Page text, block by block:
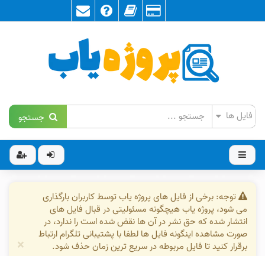
جستجو
توجه: برخی از فایل های پروژه یاب توسط کاربران بارگذاری
می شود، پروژه یاب هیچگونه مسئولیتی در قبال فایل های
انتشار شده که حق نشر در آن ها نقض شده است را ندارد، در
صورت مشاهده اینگونه فایل ها لطفا با پشتیبانی تلگرام ارتباط
برقرار کنید تا فایل مربوطه در سریع ترین زمان حذف شود.
×